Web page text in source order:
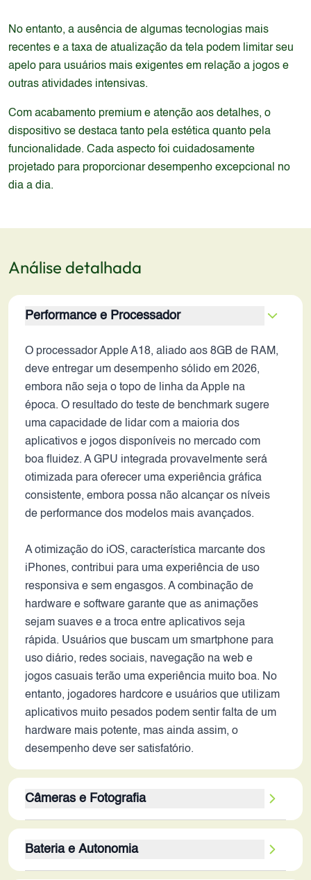
No entanto, a ausência de algumas tecnologias mais
recentes e a taxa de atualização da tela podem limitar seu
apelo para usuários mais exigentes em relação a jogos e
outras atividades intensivas.
Com acabamento premium e atenção aos detalhes, o
dispositivo se destaca tanto pela estética quanto pela
funcionalidade. Cada aspecto foi cuidadosamente
projetado para proporcionar desempenho excepcional no
dia a dia.
Análise detalhada
Performance e Processador
O processador Apple A18, aliado aos 8GB de RAM,
deve entregar um desempenho sólido em 2026,
embora não seja o topo de linha da Apple na
época. O resultado do teste de benchmark sugere
uma capacidade de lidar com a maioria dos
aplicativos e jogos disponíveis no mercado com
boa fluidez. A GPU integrada provavelmente será
otimizada para oferecer uma experiência gráfica
consistente, embora possa não alcançar os níveis
de performance dos modelos mais avançados.
A otimização do iOS, característica marcante dos
iPhones, contribui para uma experiência de uso
responsiva e sem engasgos. A combinação de
hardware e software garante que as animações
sejam suaves e a troca entre aplicativos seja
rápida. Usuários que buscam um smartphone para
uso diário, redes sociais, navegação na web e
jogos casuais terão uma experiência muito boa. No
entanto, jogadores hardcore e usuários que utilizam
aplicativos muito pesados podem sentir falta de um
hardware mais potente, mas ainda assim, o
desempenho deve ser satisfatório.
Câmeras e Fotografia
óptica (OIS) é um ponto forte. A estabilização
garante fotos e vídeos mais nítidos, especialmente
Bateria e Autonomia